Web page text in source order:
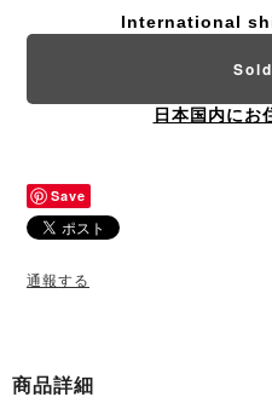
International
日本国内にお
Save
通報する
商品詳細